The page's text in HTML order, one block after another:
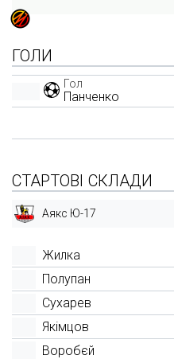
ГОЛИ
Гол
Панченко
СТАРТОВІ СКЛАДИ
Аякс Ю-17
Жилка
Полупан
Сухарев
Якімцов
Воробєй